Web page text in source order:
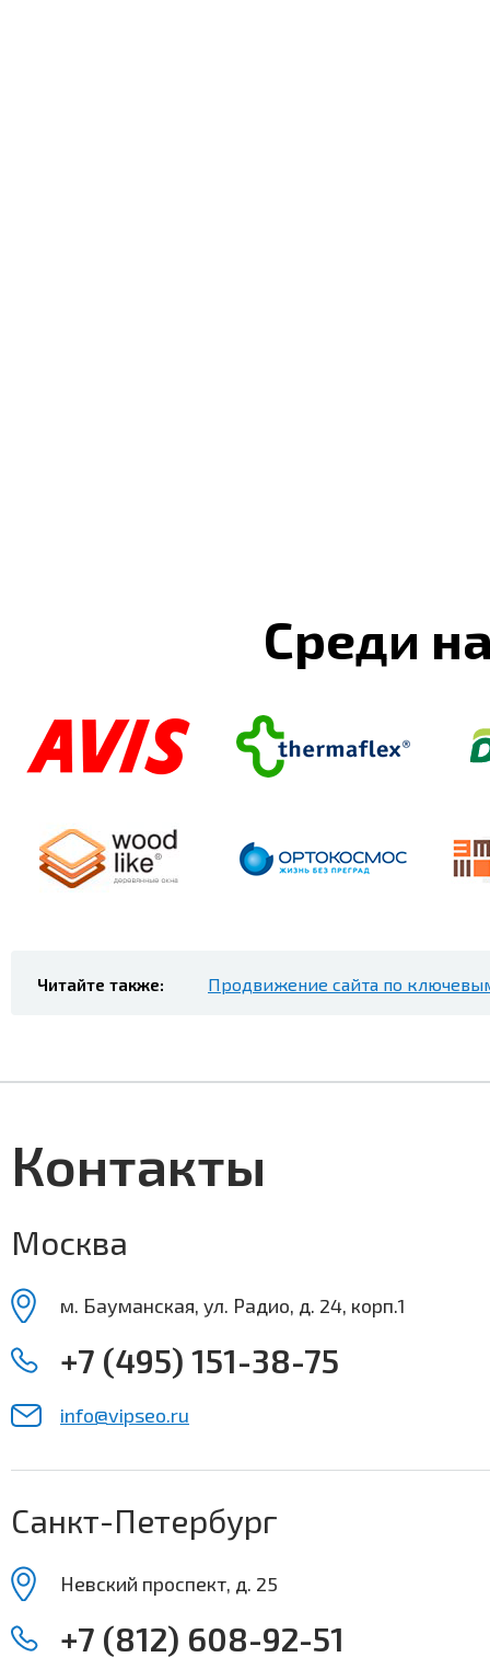
Среди
Читайте также: Продвижение сайта по
Контакты
Москва
м. Бауманская, ул. Радио, д. 24, корп.1
+7 (495) 151-38-75
info@vipseo.ru
Санкт-Петербург
Невский проспект, д. 25
+7 (812) 608-92-51